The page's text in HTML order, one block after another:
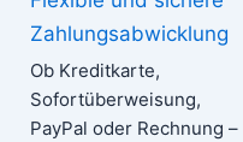
Zahlungsabwicklung
Ob Kreditkarte,
Sofortüberweisung,
PayPal oder Rechnung –